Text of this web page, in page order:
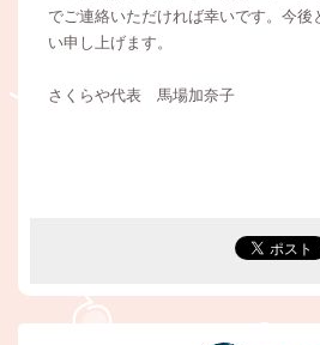
でご連絡いただければ幸いです。今後
い申し上げます。
さくらや代表 馬場加奈子